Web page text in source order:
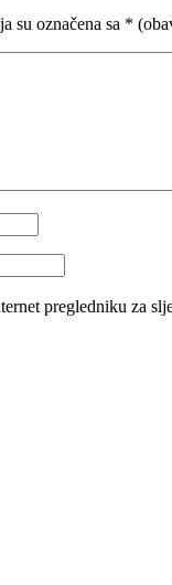
su označena sa *
pregledniku za